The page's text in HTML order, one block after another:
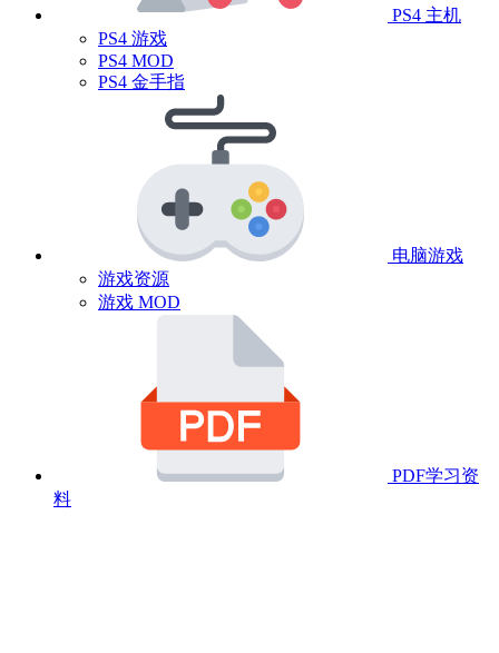
PS4 主机
PS4 游戏
PS4 MOD
PS4 金手指
电脑游戏
游戏资源
游戏 MOD
PDF学习资
料